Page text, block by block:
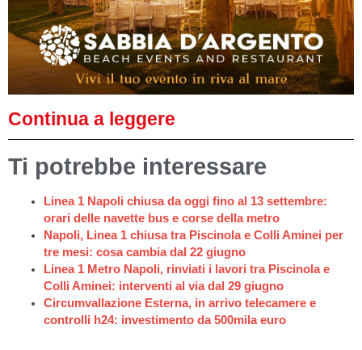
Continua a leggere
Ti potrebbe interessare
Linea 1 Napoli chiusa da oggi fino al 13 settembre:
orari delle navette bus e corse della metro
Napoli, Linea 1 chiusa tra Piscinola e Colli Aminei per
tre mesi: cosa cambia dal 22 giugno
Linea 1 Metro Napoli, rinviati i lavori tra Piscinola e
Colli Aminei: interventi al via dal 29 giugno
Circumvallazione Esterna, in arrivo telecamere e
controlli h24: investimento da 500mila euro